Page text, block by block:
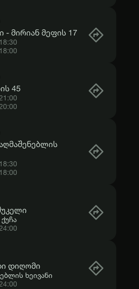
მირიან მეფის 17
45
დიღომი
ხეივანი